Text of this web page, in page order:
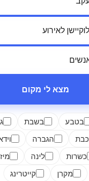
אזור בארץ
סיווג מקום
מספר אנשים
מצא לי מקום
בטבע בשבת
הגברה
כשרות לינה
מקרן
קייטרינג